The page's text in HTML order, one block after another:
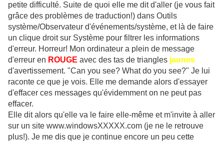
petite difficulté. Suite de quoi elle me dit d'aller (je vous fait
grâce des problèmes de traduction!) dans Outils
système/Observateur d'événements/système, et là de faire
un clique droit sur Système pour filtrer les informations
d'erreur. Horreur! Mon ordinateur a plein de message
d'erreur en ROUGE avec des tas de triangles jaunes
d'avertissement. "Can you see? What do you see?" Je lui
raconte ce que je vois. Elle me demande alors d'essayer
d'effacer ces messages qu'évidemment on ne peut pas
effacer.
Elle dit alors qu'elle va le faire elle-même et m'invite à aller
sur un site www.windowsXXXXX.com (je ne le retrouve
plus!). Je me dis que je continue encore un peu cette